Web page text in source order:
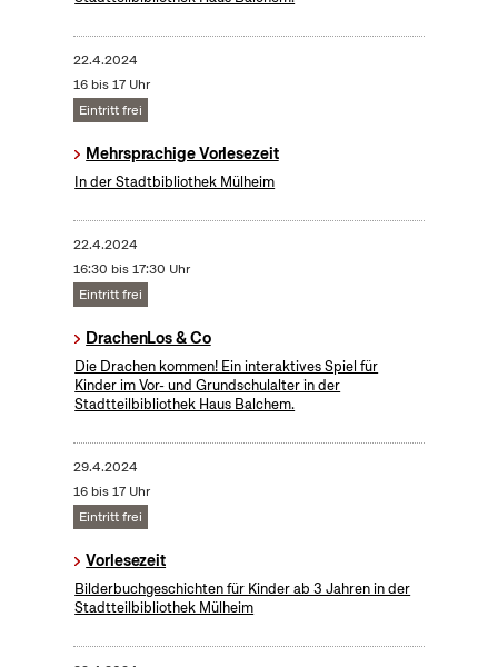
22.4.2024
16 bis 17 Uhr
Eintritt frei
Mehrsprachige Vorlesezeit
In der Stadtbibliothek Mülheim
22.4.2024
16:30 bis 17:30 Uhr
Eintritt frei
DrachenLos & Co
Die Drachen kommen! Ein interaktives Spiel für
Kinder im Vor- und Grundschulalter in der
Stadtteilbibliothek Haus Balchem.
29.4.2024
16 bis 17 Uhr
Eintritt frei
Vorlesezeit
Bilderbuchgeschichten für Kinder ab 3 Jahren in der
Stadtteilbibliothek Mülheim